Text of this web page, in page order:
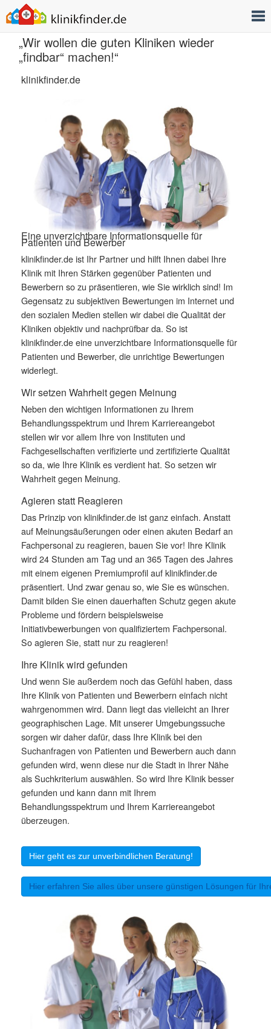
„Wir wollen die guten Kliniken wieder
„findbar“ machen!“
klinikfinder.de
Eine unverzichtbare Informationsquelle für
Patienten und Bewerber
klinikfinder.de ist Ihr Partner und hilft Ihnen dabei Ihre
Klinik mit Ihren Stärken gegenüber Patienten und
Bewerbern so zu präsentieren, wie Sie wirklich sind! Im
Gegensatz zu subjektiven Bewertungen im Internet und
den sozialen Medien stellen wir dabei die Qualität der
Kliniken objektiv und nachprüfbar da. So ist
klinikfinder.de eine unverzichtbare Informationsquelle für
Patienten und Bewerber, die unrichtige Bewertungen
widerlegt.
Wir setzen Wahrheit gegen Meinung
Neben den wichtigen Informationen zu Ihrem
Behandlungsspektrum und Ihrem Karriereangebot
stellen wir vor allem Ihre von Instituten und
Fachgesellschaften verifizierte und zertifizierte Qualität
so da, wie Ihre Klinik es verdient hat. So setzen wir
Wahrheit gegen Meinung.
Agieren statt Reagieren
Das Prinzip von klinikfinder.de ist ganz einfach. Anstatt
auf Meinungsäußerungen oder einen akuten Bedarf an
Fachpersonal zu reagieren, bauen Sie vor! Ihre Klinik
wird 24 Stunden am Tag und an 365 Tagen des Jahres
mit einem eigenen Premiumprofil auf klinikfinder.de
präsentiert. Und zwar genau so, wie Sie es wünschen.
Damit bilden Sie einen dauerhaften Schutz gegen akute
Probleme und fördern beispielsweise
Initiativbewerbungen von qualifiziertem Fachpersonal.
So agieren Sie, statt nur zu reagieren!
Ihre Klinik wird gefunden
Und wenn Sie außerdem noch das Gefühl haben, dass
Ihre Klinik von Patienten und Bewerbern einfach nicht
wahrgenommen wird. Dann liegt das vielleicht an Ihrer
geographischen Lage. Mit unserer Umgebungssuche
sorgen wir daher dafür, dass Ihre Klinik bei den
Suchanfragen von Patienten und Bewerbern auch dann
gefunden wird, wenn diese nur die Stadt in Ihrer Nähe
als Suchkriterium auswählen. So wird Ihre Klinik besser
gefunden und kann dann mit Ihrem
Behandlungsspektrum und Ihrem Karriereangebot
überzeugen.
Hier geht es zur unverbindlichen Beratung!
Hier erfahren Sie alles über unsere günstigen Lösungen für